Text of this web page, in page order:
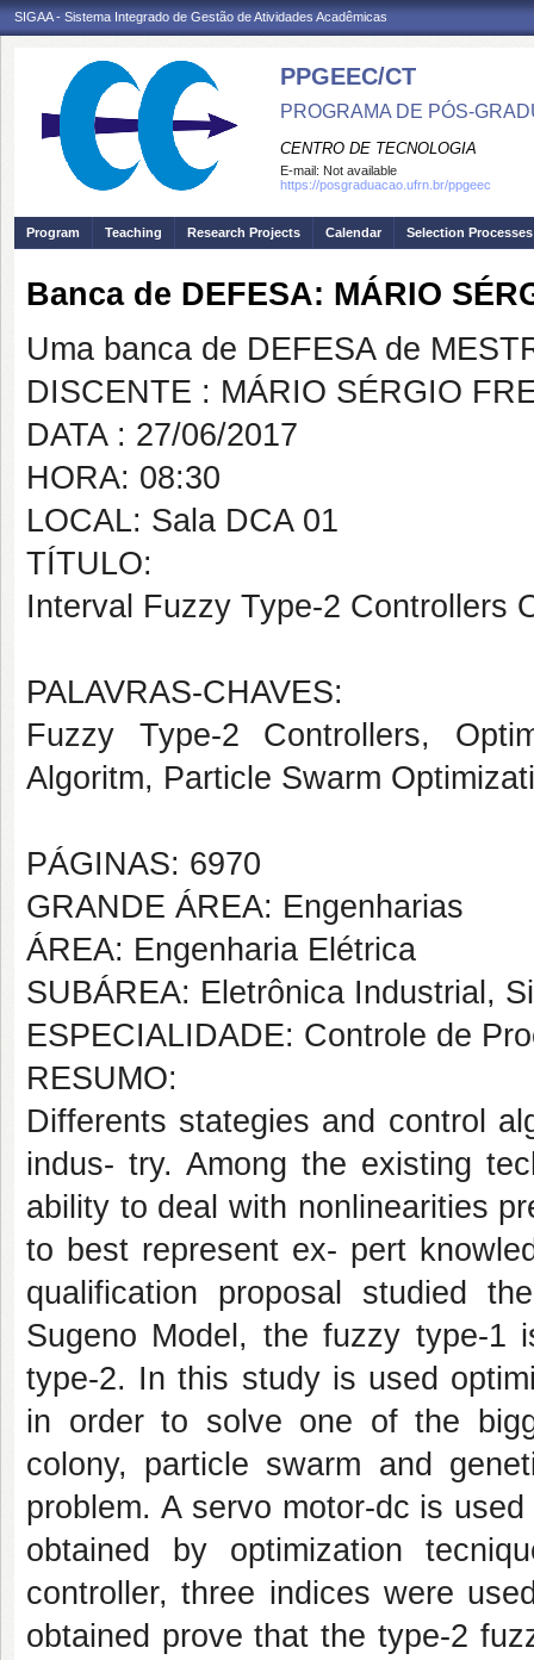
SIGAA - Sistema Integrado de Gestão de Atividades Acadêmicas
PPGEEC/CT
PROGRAMA DE PÓS-
CENTRO DE TECNOLOGIA
E-mail: Not available
https://posgraduacao.ufrn.br/ppgeec
Program Teaching Research Projects Calendar Selection Processes
Banca de DEFESA: MÁRIO
Uma banca de DEFESA de
DISCENTE : MÁRIO SÉRGIO
DATA : 27/06/2017
HORA: 08:30
LOCAL: Sala DCA 01
TÍTULO:
Interval Fuzzy Type-2 Controllers
PALAVRAS-CHAVES:
Fuzzy Type-2 Controllers,
Algoritm, Particle Swarm
PÁGINAS: 6970
GRANDE ÁREA: Engenharias
ÁREA: Engenharia Elétrica
SUBÁREA: Eletrônica Industrial,
ESPECIALIDADE: Controle de
RESUMO:
Differents stategies and control
indus- try. Among the existing
ability to deal with nonlinearities
to best represent ex- pert
qualification proposal studied
Sugeno Model, the fuzzy type-1
type-2. In this study is used
in order to solve one of the
colony, particle swarm and
problem. A servo motor-dc is
obtained by optimization
controller, three indices were
obtained prove that the type-2